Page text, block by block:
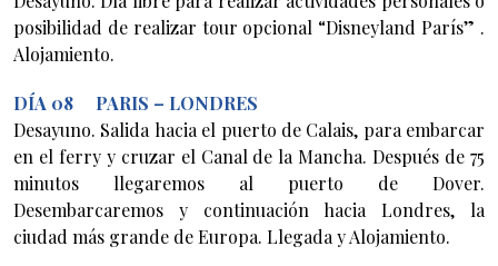
posibilidad de realizar tour opcional “Disneyland París” .
Alojamiento.
DÍA 08 PARIS – LONDRES
Desayuno. Salida hacia el puerto de Calais, para embarcar
en el ferry y cruzar el Canal de la Mancha. Después de 75
minutos llegaremos al puerto de Dover.
Desembarcaremos y continuación hacia Londres, la
ciudad más grande de Europa. Llegada y Alojamiento.